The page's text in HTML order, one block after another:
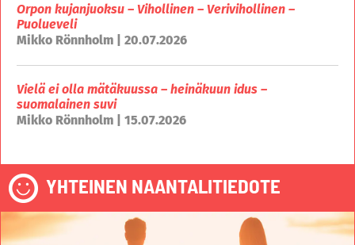
Orpon kujanjuoksu – Vihollinen – Verivihollinen –
Puolueveli
Mikko Rönnholm | 20.07.2026
Vielä ei olla mätäkuussa – heinäkuun idus –
suomalainen suvi
Mikko Rönnholm | 15.07.2026
YHTEINEN NAANTALITIEDOTE